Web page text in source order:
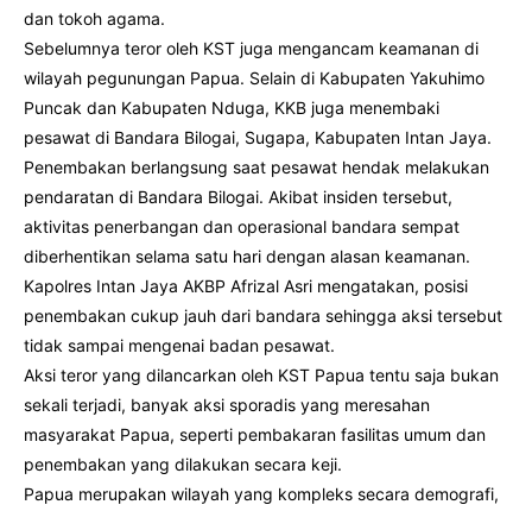
dan tokoh agama.
Sebelumnya teror oleh KST juga mengancam keamanan di
wilayah pegunungan Papua. Selain di Kabupaten Yakuhimo
Puncak dan Kabupaten Nduga, KKB juga menembaki
pesawat di Bandara Bilogai, Sugapa, Kabupaten Intan Jaya.
Penembakan berlangsung saat pesawat hendak melakukan
pendaratan di Bandara Bilogai. Akibat insiden tersebut,
aktivitas penerbangan dan operasional bandara sempat
diberhentikan selama satu hari dengan alasan keamanan.
Kapolres Intan Jaya AKBP Afrizal Asri mengatakan, posisi
penembakan cukup jauh dari bandara sehingga aksi tersebut
tidak sampai mengenai badan pesawat.
Aksi teror yang dilancarkan oleh KST Papua tentu saja bukan
sekali terjadi, banyak aksi sporadis yang meresahan
masyarakat Papua, seperti pembakaran fasilitas umum dan
penembakan yang dilakukan secara keji.
Papua merupakan wilayah yang kompleks secara demografi,